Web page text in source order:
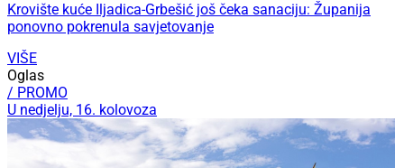
Krovište kuće Iljadica-Grbešić još čeka sanaciju: Županija
ponovno pokrenula savjetovanje
VIŠE
Oglas
/ PROMO
U nedjelju, 16. kolovoza